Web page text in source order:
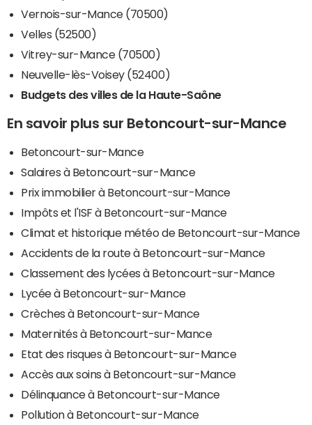
Vernois-sur-Mance (70500)
Velles (52500)
Vitrey-sur-Mance (70500)
Neuvelle-lès-Voisey (52400)
Budgets des villes de la Haute-Saône
En savoir plus sur Betoncourt-sur-Mance
Betoncourt-sur-Mance
Salaires à Betoncourt-sur-Mance
Prix immobilier à Betoncourt-sur-Mance
Impôts et l'ISF à Betoncourt-sur-Mance
Climat et historique météo de Betoncourt-sur-Mance
Accidents de la route à Betoncourt-sur-Mance
Classement des lycées à Betoncourt-sur-Mance
Lycée à Betoncourt-sur-Mance
Crèches à Betoncourt-sur-Mance
Maternités à Betoncourt-sur-Mance
Etat des risques à Betoncourt-sur-Mance
Accès aux soins à Betoncourt-sur-Mance
Délinquance à Betoncourt-sur-Mance
Pollution à Betoncourt-sur-Mance